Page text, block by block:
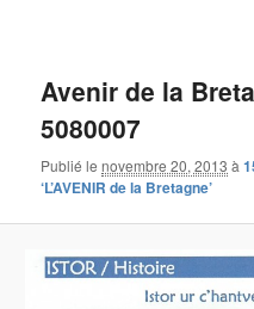
Avenir de la
5080007
Publié lenovembre 20, 2013 à
‘L’AVENIR de la Bretagne’